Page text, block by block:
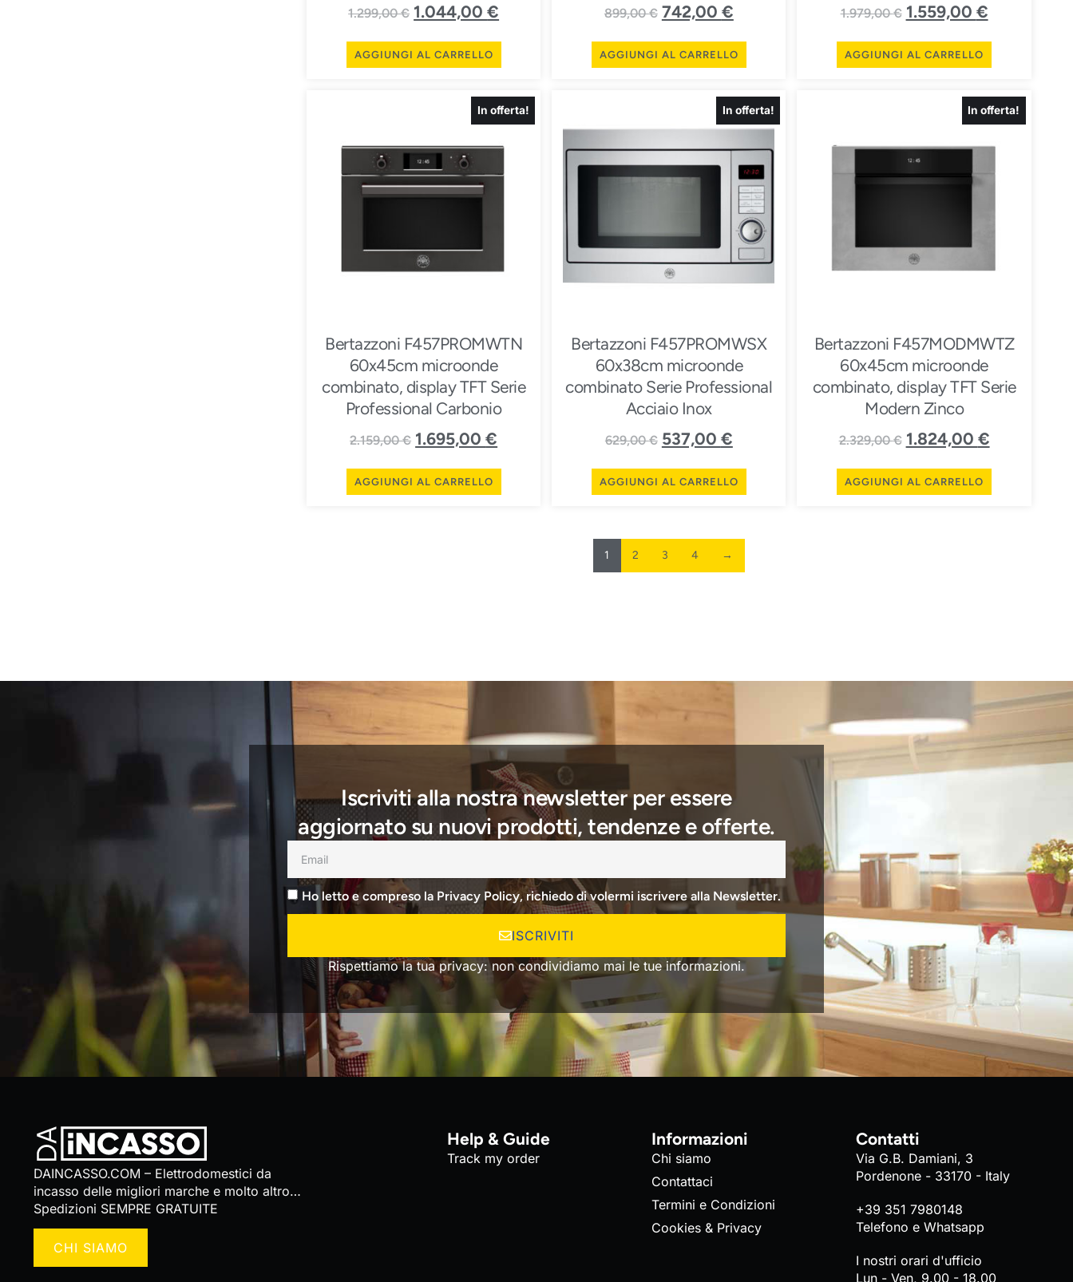
1.299,00€ 1.044,00€
AGGIUNGI AL CARRELLO
899,00€ 742,00 €
AGGIUNGI AL CARRELLO
1.979,00€ 1.559,00 €
AGGIUNGI AL CARRELLO
In offerta!
Bertazzoni F457PROMWTN
60x45cm microonde
combinato, display TFT Serie
Professional Carbonio
2.159,00€ 1.695,00€
AGGIUNGI AL CARRELLO
In offerta!
Bertazzoni F457PROMWSX
60x38cm microonde
combinato Serie Professional
Acciaio Inox
629,00€ 537,00 €
AGGIUNGI AL CARRELLO
In offerta!
Bertazzoni F457MODMWTZ
60x45cm microonde
combinato, display TFT Serie
Modern Zinco
2.329,00€ 1.824,00 €
AGGIUNGI AL CARRELLO
1 2 3 4 →
Iscriviti alla nostra newsletter per essere
aggiornato su nuovi prodotti, tendenze e offerte.
Ho letto e compreso la Privacy Policy, richiedo di volermi iscrivere alla Newsletter.
ISCRIVITI
Rispettiamo la tua privacy: non condividiamo mai le tue informazioni.
DAINCASSO.COM – Elettrodomestici da
incasso delle migliori marche e molto altro…
Spedizioni SEMPRE GRATUITE
CHI SIAMO
Help & Guide
Track my order
Informazioni
Chi siamo
Contattaci
Termini e Condizioni
Cookies & Privacy
Contatti
Via G.B. Damiani, 3
Pordenone - 33170 - Italy
+39 351 7980148
Telefono e Whatsapp
I nostri orari d'ufficio
Lun - Ven, 9.00 - 18.00